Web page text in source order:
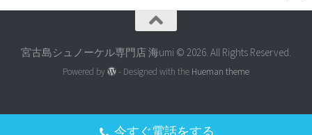
宮古島シュノーケル専門店 海umi © 2026. All Rights Reserved.
Powered by - Designed with the Hueman theme
今すぐ電話をする